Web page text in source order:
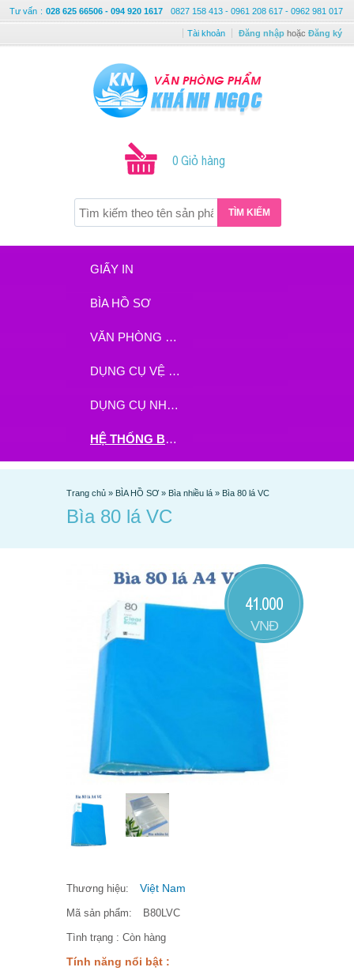
Tư vấn : 028 625 66506 - 094 920 1617 0827 158 413 - 0961 208 617 - 0962 981 017
Tài khoản Đăng nhập hoặc Đăng ký
0 Giỏ hàng
TÌM KIẾM
GIẤY IN
BÌA HỒ SƠ
VĂN PHÒNG PHẨM
DỤNG CỤ VỆ SINH
DỤNG CỤ NHÀ BẾP
HỆ THỐNG BHX - TGDĐ ĐẶT HÀNG TẠI ĐÂY
Trang chủ » BÌA HỒ SƠ » Bìa nhiều lá » Bìa 80 lá VC
Bìa 80 lá VC
41.000
VNĐ
Thương hiệu: Việt Nam
Mã sản phẩm: B80LVC
Tình trạng : Còn hàng
Tính năng nổi bật :